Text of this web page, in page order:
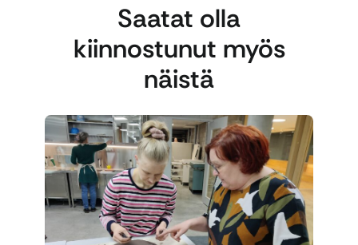
Saatat olla
kiinnostunut myös
näistä